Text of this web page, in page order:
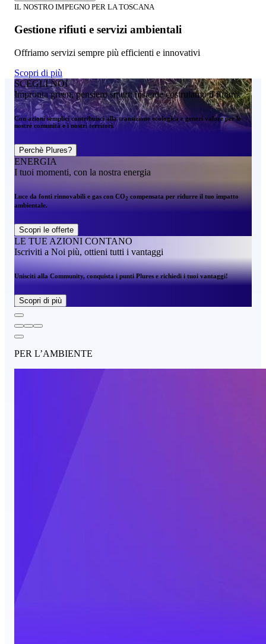
IL NOSTRO IMPEGNO PER LA TOSCANA
Gestione rifiuti e servizi ambientali
Offriamo servizi sempre più efficienti e innovativi
Scopri di più
SCEGLI NOI
Impronta green, pensiero smart: insieme costruiamo il futuro.
Con azioni semplici contribuisci alla transizione ecologica e generi valore per le
nostre comunità e i nostri territori.
Perchè Plures?
ENERGIA
I tuoi momenti, con la nostra energia
Luce da fonti rinnovabili e gas con CO2 compensata per ridurre il tuo impatto
ambientale.
Scopri le offerte
LE TUE AZIONI CONTANO
Iscriviti a Noi più, ottieni tutti i vantaggi
Unisciti alla Community, conquista i punti Plures e richiedi i tuoi vantaggi!
Scopri di più
PER L’AMBIENTE